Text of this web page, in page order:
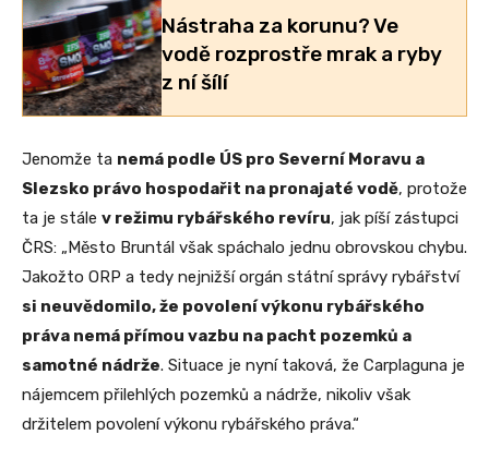
Nástraha za korunu? Ve
vodě rozprostře mrak a ryby
z ní šílí
Jenomže ta nemá podle ÚS pro Severní Moravu a
Slezsko právo hospodařit na pronajaté vodě, protože
ta je stále v režimu rybářského revíru, jak píší zástupci
ČRS: „Město Bruntál však spáchalo jednu obrovskou chybu.
Jakožto ORP a tedy nejnižší orgán státní správy rybářství
si neuvědomilo, že povolení výkonu rybářského
práva nemá přímou vazbu na pacht pozemků a
samotné nádrže. Situace je nyní taková, že Carplaguna je
nájemcem přilehlých pozemků a nádrže, nikoliv však
držitelem povolení výkonu rybářského práva.“